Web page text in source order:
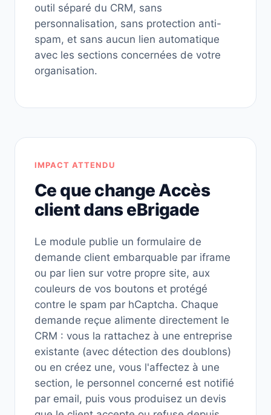
outil séparé du CRM, sans
personnalisation, sans protection anti-
spam, et sans aucun lien automatique
avec les sections concernées de votre
organisation.
IMPACT ATTENDU
Ce que change Accès
client dans eBrigade
Le module publie un formulaire de
demande client embarquable par iframe
ou par lien sur votre propre site, aux
couleurs de vos boutons et protégé
contre le spam par hCaptcha. Chaque
demande reçue alimente directement le
CRM : vous la rattachez à une entreprise
existante (avec détection des doublons)
ou en créez une, vous l'affectez à une
section, le personnel concerné est notifié
par email, puis vous produisez un devis